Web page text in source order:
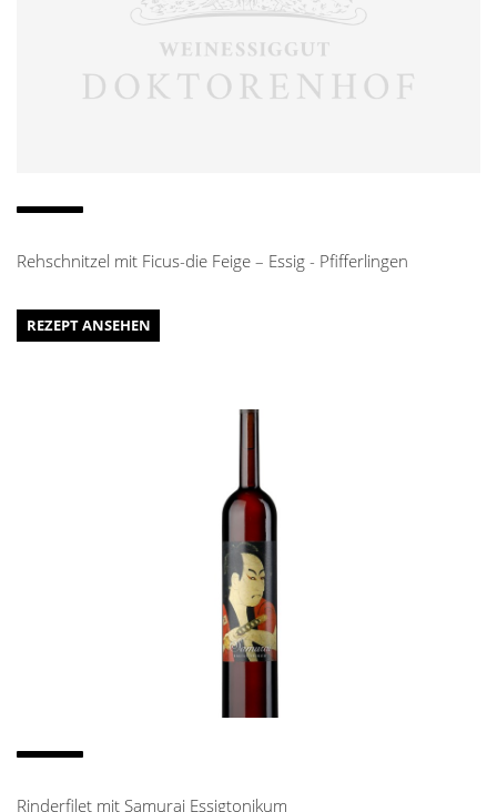
Rehschnitzel mit Ficus-die Feige – Essig - Pfifferlingen
REZEPT ANSEHEN
Rinderfilet mit Samurai Essigtonikum